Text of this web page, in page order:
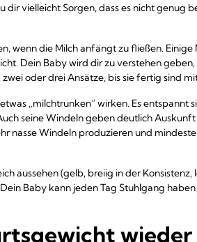
dir vielleicht Sorgen, dass es nicht genug
wenn die Milch anfängt zu fließen. Einige
Dein Baby wird dir zu verstehen geben,
oder drei Ansätze, bis sie fertig sind
„milchtrunken“ wirken. Es entspannt
seine Windeln geben deutlich
nasse Windeln produzieren und
aussehen (gelb, breiig in der Konsistenz,
Baby kann jeden Tag Stuhlgang
wieder